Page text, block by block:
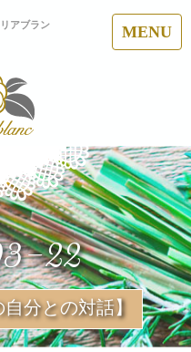
アブラン MENU
22
分との対話】